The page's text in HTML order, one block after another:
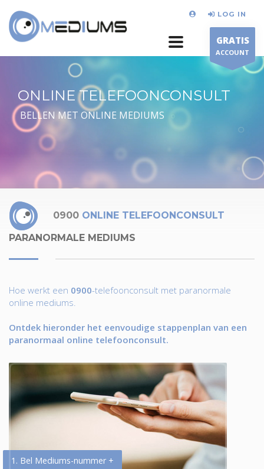
LOG IN
GRATIS
ACCOUNT
ONLINE TELEFOONCONSULT
BELLEN MET ONLINE MEDIUMS
0900 ONLINE TELEFOONCONSULT
PARANORMALE MEDIUMS
Hoe werkt een 0900-telefoonconsult met paranormale
online mediums.
Ontdek hieronder het eenvoudige stappenplan van een
paranormaal online telefoonconsult.
1. Bel Mediums-nummer +